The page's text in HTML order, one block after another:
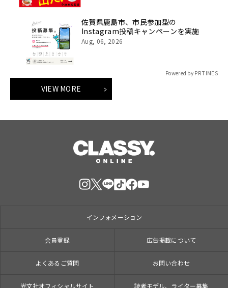
佐賀県鹿島市、市民参加型の
Instagram投稿キャンペーンを実施
Aug, 06, 2026
Powered by PR TIMES
VIEW MORE
インフォメーション
会員登録 広告掲載について
よくあるご質問 お問い合わせ
光文社オフィシャルサイト 読者モデル、ライター募集